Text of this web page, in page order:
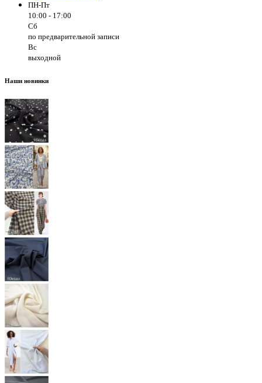
ПН-Пт
10:00 - 17:00
Сб
по предварительной записи
Вс
выходной
Наши новинки